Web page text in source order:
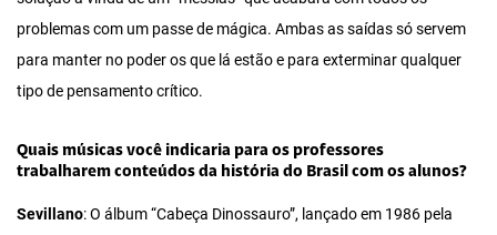
problemas com um passe de mágica. Ambas as saídas só servem
para manter no poder os que lá estão e para exterminar qualquer
tipo de pensamento crítico.
Quais músicas você indicaria para os professores
trabalharem conteúdos da história do Brasil com os alunos?
Sevillano: O álbum “Cabeça Dinossauro”, lançado em 1986 pela